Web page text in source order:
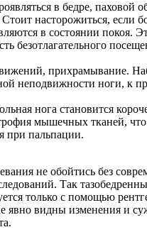
в бедре, паховой
Стоит насторожиться, если
в состоянии покоя.
безотлагательного
прихрамывание.
неподвижности ноги, к
нога становится
мышечных тканей, что
при пальпации.
не обойтись без
Так
только с помощью
видны изменения и